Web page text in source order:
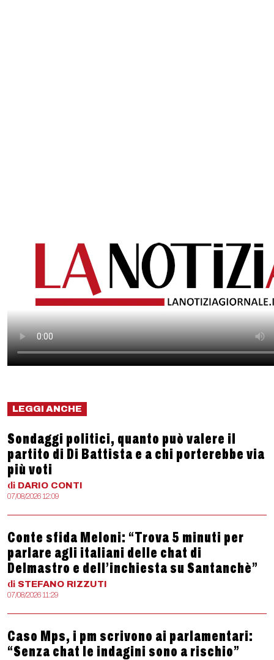
LEGGI ANCHE
Sondaggi politici, quanto può valere il
partito di Di Battista e a chi porterebbe via
più voti
di DARIO CONTI
07/08/2026 12:09
Conte sfida Meloni: “Trova 5 minuti per
parlare agli italiani delle chat di
Delmastro e dell’inchiesta su Santanchè”
di STEFANO RIZZUTI
07/08/2026 11:29
Caso Mps, i pm scrivono ai parlamentari:
“Senza chat le indagini sono a rischio”